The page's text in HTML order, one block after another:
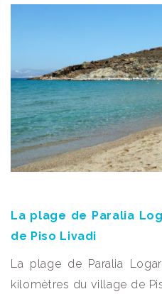
La plage de Paralia
de Piso Livadi
La plage de Paralia
kilomètres du village de